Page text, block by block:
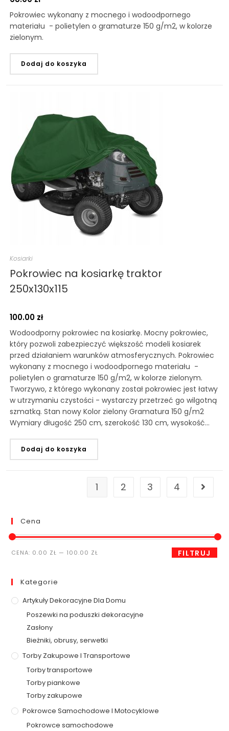
Pokrowiec wykonany z mocnego i wodoodpornego
materiału - polietylen o gramaturze 150 g/m2, w kolorze
zielonym.
Dodaj do koszyka
Kosiarki
Pokrowiec na kosiarkę traktor
250x130x115
100.00 zł
Wodoodporny pokrowiec na kosiarkę. Mocny pokrowiec,
który pozwoli zabezpieczyć większość modeli kosiarek
przed działaniem warunków atmosferycznych. Pokrowiec
wykonany z mocnego i wodoodpornego materiału -
polietylen o gramaturze 150 g/m2, w kolorze zielonym.
Tworzywo, z którego wykonany został pokrowiec jest łatwy
w utrzymaniu czystości - wystarczy przetrzeć go wilgotną
szmatką. Stan nowy Kolor zielony Gramatura 150 g/m2
Wymiary długość 250 cm, szerokość 130 cm, wysokość…
Dodaj do koszyka
1 2 3 4
Cena
FILTRUJ
CENA: 0.00 ZŁ — 100.00 ZŁ
Kategorie
Artykuły Dekoracyjne Dla Domu
Poszewki na poduszki dekoracyjne
Zasłony
Bieżniki, obrusy, serwetki
Torby Zakupowe I Transportowe
Torby transportowe
Torby piankowe
Torby zakupowe
Pokrowce Samochodowe I Motocyklowe
Pokrowce samochodowe